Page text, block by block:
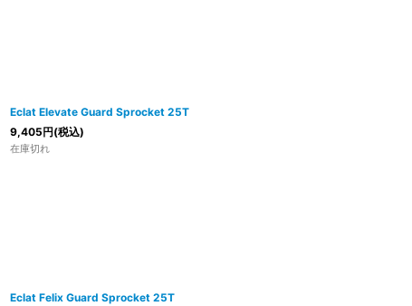
Eclat Elevate Guard Sprocket 25T
9,405円(税込)
在庫切れ
Eclat Felix Guard Sprocket 25T